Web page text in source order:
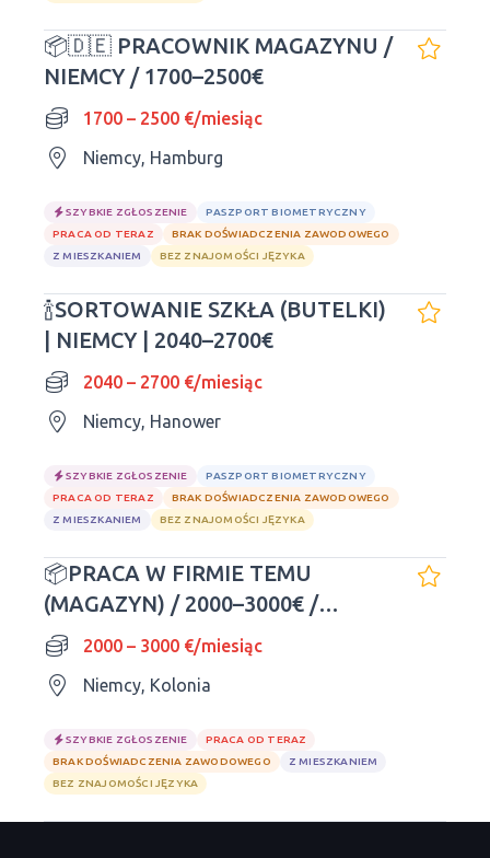
📦🇩🇪 PRACOWNIK MAGAZYNU /
NIEMCY / 1700–2500€
1700 – 2500 €/miesiąc
Niemcy, Hamburg
SZYBKIE ZGŁOSZENIE
PASZPORT BIOMETRYCZNY
PRACA OD TERAZ
BRAK DOŚWIADCZENIA ZAWODOWEGO
Z MIESZKANIEM
BEZ ZNAJOMOŚCI JĘZYKA
🍾SORTOWANIE SZKŁA (BUTELKI)
| NIEMCY | 2040–2700€
2040 – 2700 €/miesiąc
Niemcy, Hanower
SZYBKIE ZGŁOSZENIE
PASZPORT BIOMETRYCZNY
PRACA OD TERAZ
BRAK DOŚWIADCZENIA ZAWODOWEGO
Z MIESZKANIEM
BEZ ZNAJOMOŚCI JĘZYKA
📦PRACA W FIRMIE TEMU
(MAGAZYN) / 2000–3000€ /
NIEMCY2000 – 3000 €/miesiąc
Niemcy, Kolonia
SZYBKIE ZGŁOSZENIE
PRACA OD TERAZ
BRAK DOŚWIADCZENIA ZAWODOWEGO
Z MIESZKANIEM
BEZ ZNAJOMOŚCI JĘZYKA